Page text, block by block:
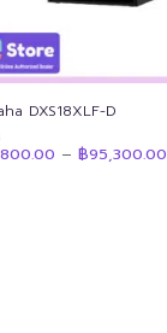
DXS18XLF-D
นน
– ฿95,300.00